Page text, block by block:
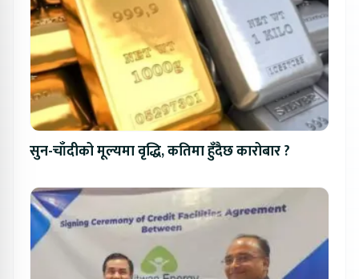
सुन-चाँदीको मूल्यमा वृद्धि, कतिमा हुँदैछ कारोबार ?